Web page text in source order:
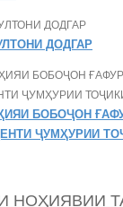
ДОДГАР
БОБОҶОН
ҶУМҲУРИИ
НОҲИЯВИИ